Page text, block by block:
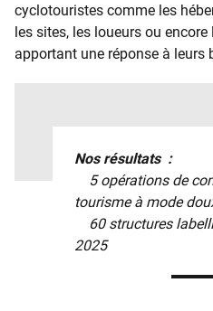
cyclotouristes comme les
les sites, les loueurs ou encore
apportant une réponse à leurs
Nos résultats :
5 opérations de
tourisme à mode
60 structures
2025